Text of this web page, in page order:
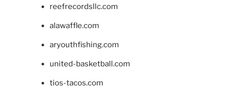
reefrecordsllc.com
alawaffle.com
aryouthfishing.com
united-basketball.com
tios-tacos.com